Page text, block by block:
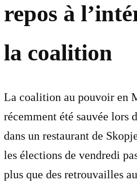
repos à
la coalition
La coalition au pouvoir en
récemment été sauvée lors
dans un restaurant de
les élections de vendredi
plus que des retrouvailles